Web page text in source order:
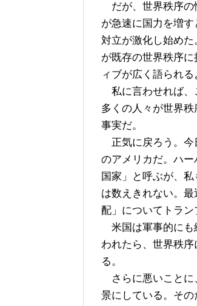
だが、世界秩序の
が急速に国力を増
対立が激化し始め
が既存の世界秩序
ィブが広く語られる
私に言わせれば、
多くの人々が世界
事実だ。
正気に戻ろう。今
のアメリカだ。ハ
国家」と呼ぶが、
は数えきれない。
配」についてトラン
米国は軍事的にも
われたら、世界秩
る。
さらに悪いことに
景にしている。そ